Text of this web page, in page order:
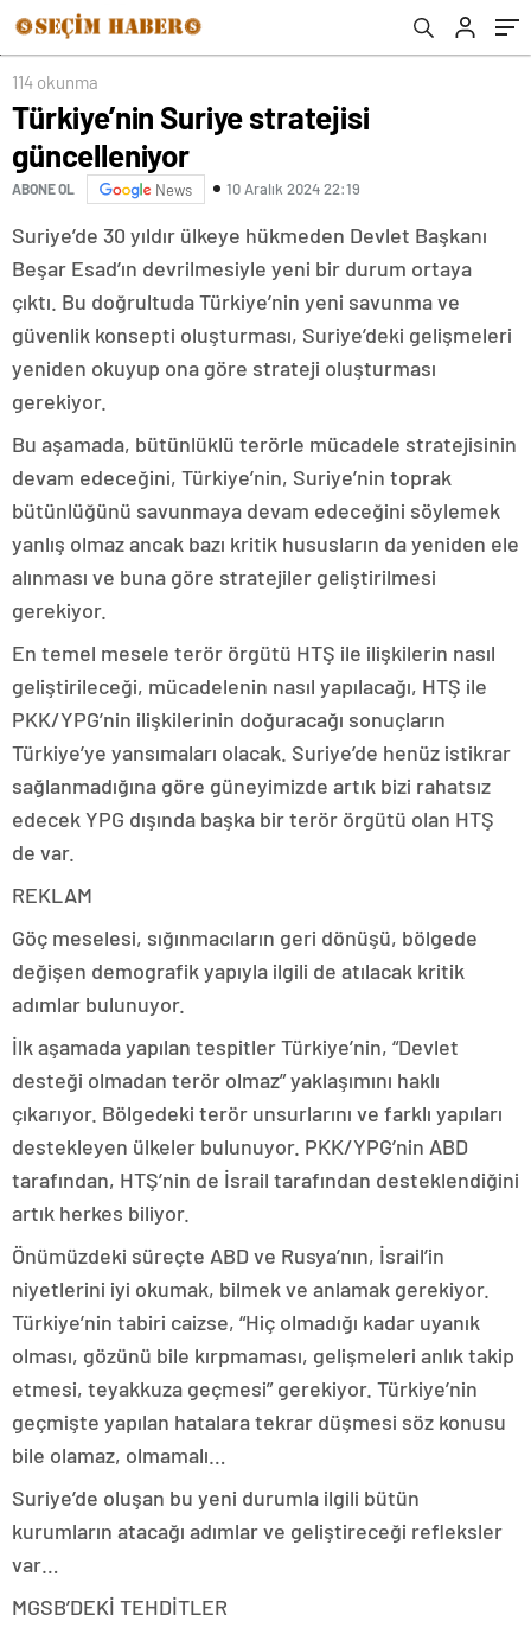
114 okunma
Türkiye’nin Suriye stratejisi
güncelleniyor
ABONE OL News 10 Aralık 2024 22:19
Suriye’de 30 yıldır ülkeye hükmeden Devlet Başkanı
Beşar Esad’ın devrilmesiyle yeni bir durum ortaya
çıktı. Bu doğrultuda Türkiye’nin yeni savunma ve
güvenlik konsepti oluşturması, Suriye’deki gelişmeleri
yeniden okuyup ona göre strateji oluşturması
gerekiyor.
Bu aşamada, bütünlüklü terörle mücadele stratejisinin
devam edeceğini, Türkiye’nin, Suriye’nin toprak
bütünlüğünü savunmaya devam edeceğini söylemek
yanlış olmaz ancak bazı kritik hususların da yeniden ele
alınması ve buna göre stratejiler geliştirilmesi
gerekiyor.
En temel mesele terör örgütü HTŞ ile ilişkilerin nasıl
geliştirileceği, mücadelenin nasıl yapılacağı, HTŞ ile
PKK/YPG’nin ilişkilerinin doğuracağı sonuçların
Türkiye’ye yansımaları olacak. Suriye’de henüz istikrar
sağlanmadığına göre güneyimizde artık bizi rahatsız
edecek YPG dışında başka bir terör örgütü olan HTŞ
de var.
REKLAM
Göç meselesi, sığınmacıların geri dönüşü, bölgede
değişen demografik yapıyla ilgili de atılacak kritik
adımlar bulunuyor.
İlk aşamada yapılan tespitler Türkiye’nin, “Devlet
desteği olmadan terör olmaz” yaklaşımını haklı
çıkarıyor. Bölgedeki terör unsurlarını ve farklı yapıları
destekleyen ülkeler bulunuyor. PKK/YPG’nin ABD
tarafından, HTŞ’nin de İsrail tarafından desteklendiğini
artık herkes biliyor.
Önümüzdeki süreçte ABD ve Rusya’nın, İsrail’in
niyetlerini iyi okumak, bilmek ve anlamak gerekiyor.
Türkiye’nin tabiri caizse, “Hiç olmadığı kadar uyanık
olması, gözünü bile kırpmaması, gelişmeleri anlık takip
etmesi, teyakkuza geçmesi” gerekiyor. Türkiye’nin
geçmişte yapılan hatalara tekrar düşmesi söz konusu
bile olamaz, olmamalı…
Suriye’de oluşan bu yeni durumla ilgili bütün
kurumların atacağı adımlar ve geliştireceği refleksler
var…
MGSB’DEKİ TEHDİTLER